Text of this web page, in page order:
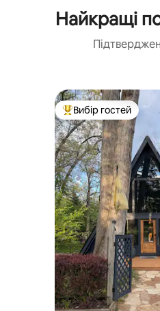
Найкращі
Топ вибір гостей
Вибір гостей